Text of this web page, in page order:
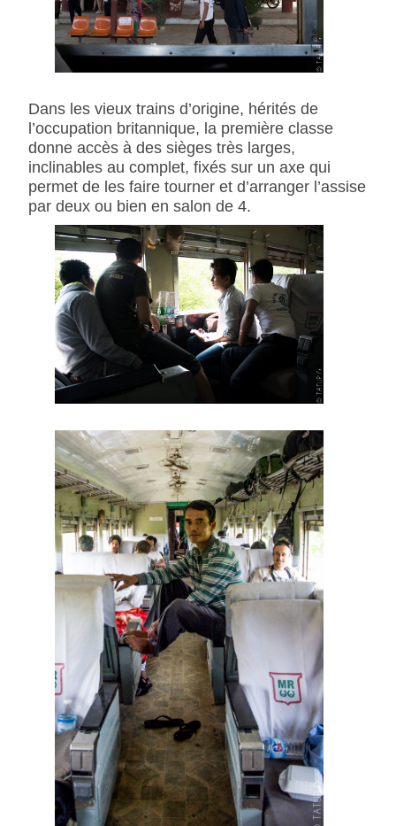
Dans les vieux trains d’origine, hérités de
l’occupation britannique, la première classe
donne accès à des sièges très larges,
inclinables au complet, fixés sur un axe qui
permet de les faire tourner et d’arranger l’assise
par deux ou bien en salon de 4.